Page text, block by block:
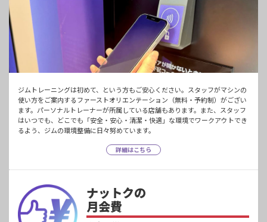
ジムトレーニングは初めて、という方もご安心ください。スタッフがマシンの
使い方をご案内するファーストオリエンテーション（無料・予約制）がござい
ます。パーソナルトレーナーが所属している店舗もあります。また、スタッフ
はいつでも、どこでも「安全・安心・清潔・快適」な環境でワークアウトでき
るよう、ジムの環境整備に日々努めています。
詳細はこちら
ナットクの
月会費